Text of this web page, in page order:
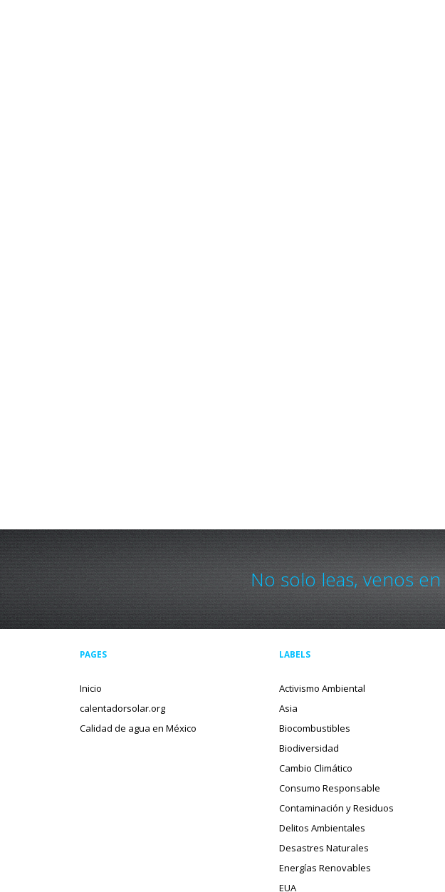
No solo leas, venos en
PAGES
Inicio
calentadorsolar.org
Calidad de agua en México
LABELS
Activismo Ambiental
Asia
Biocombustibles
Biodiversidad
Cambio Climático
Consumo Responsable
Contaminación y Residuos
Delitos Ambientales
Desastres Naturales
Energías Renovables
EUA